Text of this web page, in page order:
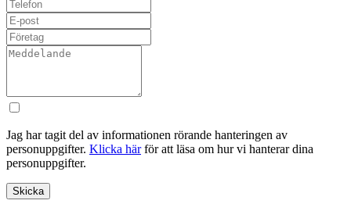
Jag har tagit del av informationen rörande hanteringen av
personuppgifter. Klicka härför att läsa om hur vi hanterar dina
personuppgifter.